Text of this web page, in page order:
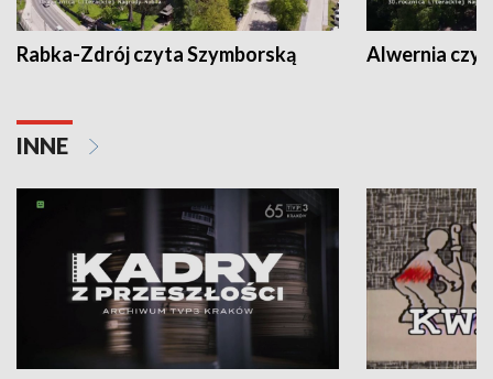
Rabka-Zdrój czyta Szymborską Alwernia
INNE